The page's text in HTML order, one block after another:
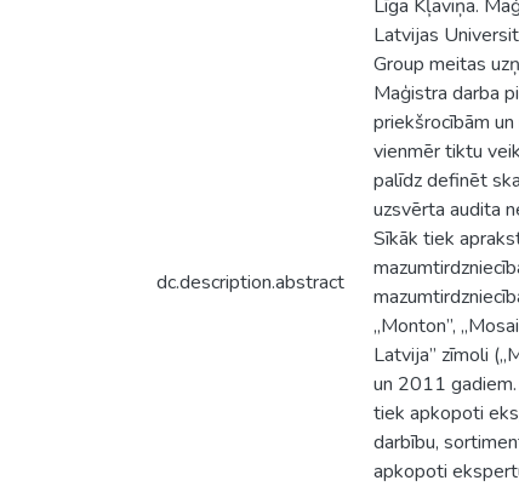
dc.description.abstract
Līga Kļaviņa.
Latvijas
Group meitas
Maģistra darba
priekšrocībām
vienmēr tiktu
palīdz definēt
uzsvērta audita
Sīkāk tiek
„Monton”,
Latvija” zīmoli
un 2011
tiek apkopoti
darbību,
apkopoti